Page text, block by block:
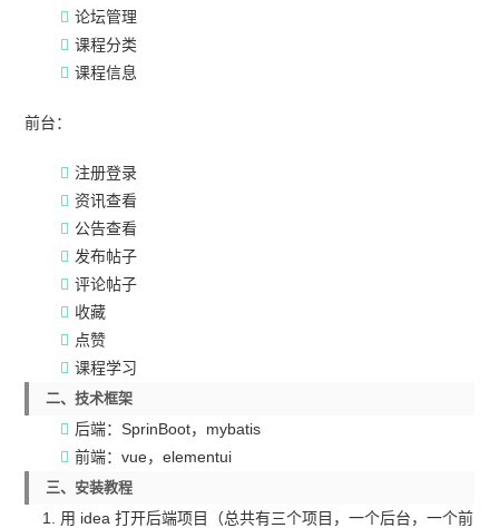
论坛管理
课程分类
课程信息
前台：
注册登录
资讯查看
公告查看
发布帖子
评论帖子
收藏
点赞
课程学习
二、技术框架
后端：SprinBoot，mybatis
前端：vue，elementui
三、安装教程
用 idea 打开后端项目（总共有三个项目，一个后台，一个前